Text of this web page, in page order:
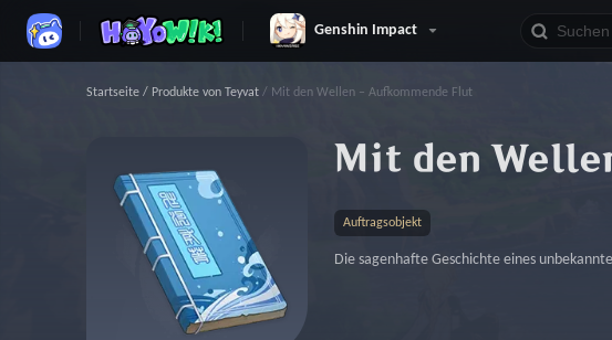
Genshin Impact
Startseite / Produkte von Teyvat / Mit den Wellen – Aufkommende Flut
Mit den
Auftragsobjekt
Die sagenhafte Geschichte eines